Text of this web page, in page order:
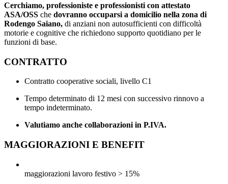
Cerchiamo, professioniste e professionisti con attestato
ASA/OSS che dovranno occuparsi a domicilio nella zona di
Rodengo Saiano, di anziani non autosufficienti con difficoltà
motorie e cognitive che richiedono supporto quotidiano per le
funzioni di base.
CONTRATTO
Contratto cooperative sociali, livello C1
Tempo determinato di 12 mesi con successivo rinnovo a
tempo indeterminato.
Valutiamo anche collaborazioni in P.IVA.
MAGGIORAZIONI E BENEFIT
maggiorazioni lavoro festivo > 15%